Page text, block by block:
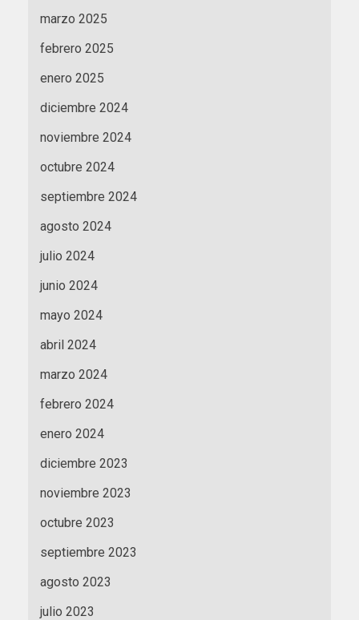
marzo 2025
febrero 2025
enero 2025
diciembre 2024
noviembre 2024
octubre 2024
septiembre 2024
agosto 2024
julio 2024
junio 2024
mayo 2024
abril 2024
marzo 2024
febrero 2024
enero 2024
diciembre 2023
noviembre 2023
octubre 2023
septiembre 2023
agosto 2023
julio 2023